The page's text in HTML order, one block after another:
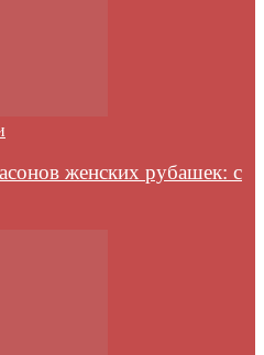
женских рубашек: с